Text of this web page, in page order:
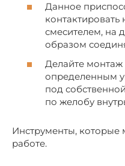
Данное
смесителем, на
образом
Делайте
определенным
под
по желобу
Инструменты, которые
работе.